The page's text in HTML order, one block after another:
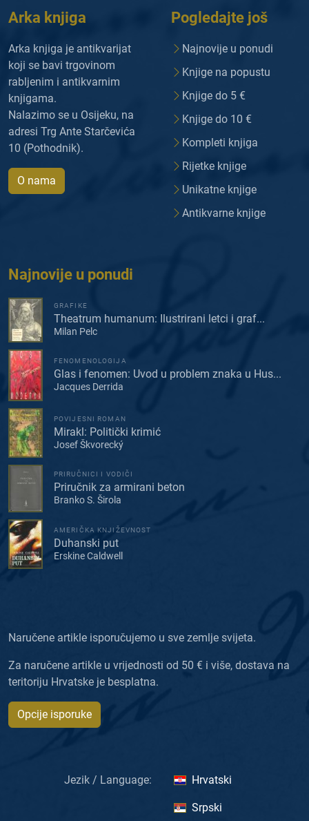
Arka knjiga
Arka knjiga je antikvarijat
koji se bavi trgovinom
rabljenim i antikvarnim
knjigama.
Nalazimo se u Osijeku, na
adresi Trg Ante Starčevića
10 (Pothodnik).
O nama
Pogledajte još
Najnovije u ponudi
Knjige na popustu
Knjige do 5 €
Knjige do 10 €
Kompleti knjiga
Rijetke knjige
Unikatne knjige
Antikvarne knjige
Najnovije u ponudi
GRAFIKE
Theatrum humanum: Ilustrirani letci i graf...
Milan Pelc
FENOMENOLOGIJA
Glas i fenomen: Uvod u problem znaka u Hus...
Jacques Derrida
POVIJESNI ROMAN
Mirakl: Politički krimić
Josef Škvorecký
PRIRUČNICI I VODIČI
Priručnik za armirani beton
Branko S. Širola
AMERIČKA KNJIŽEVNOST
Duhanski put
Erskine Caldwell
Naručene artikle isporučujemo u sve zemlje svijeta.
Za naručene artikle u vrijednosti od 50 € i više, dostava na
teritoriju Hrvatske je besplatna.
Opcije isporuke
Jezik / Language: Hrvatski
Srpski